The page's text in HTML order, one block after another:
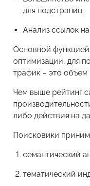
для подстраниц.
Анализ ссылок
Основной
оптимизации, для
трафик – это
Чем выше рейтинг
либо действия на
Поисковики
семантический
тематический